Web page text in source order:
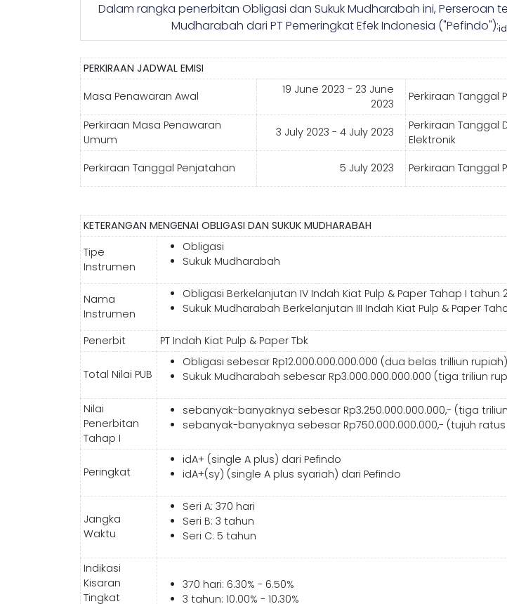
Dalam rangka penerbitan Obligasi dan Sukuk Mudharabah ini,
Mudharabah dari PT Pemeringkat Efek Indonesia ("Pefindo"):id
PERKIRAAN JADWAL EMISI
Masa Penawaran Awal
19 June 2023 - 23 June
2023
Perkiraan Tanggal
Perkiraan Masa Penawaran
Umum
3 July 2023 - 4 July 2023
Perkiraan Tanggal
Elektronik
Perkiraan Tanggal Penjatahan 5 July 2023 Perkiraan Tanggal
KETERANGAN MENGENAI OBLIGASI DAN SUKUK MUDHARABAH
Tipe
Instrumen
Obligasi
Sukuk Mudharabah
Nama
Instrumen
Obligasi Berkelanjutan IV Indah Kiat Pulp & Paper Tahap I tahun
Sukuk Mudharabah Berkelanjutan III Indah Kiat Pulp & Paper
Penerbit PT Indah Kiat Pulp & Paper Tbk
Total Nilai PUB
Obligasi sebesar Rp12.000.000.000.000 (dua belas trilliun rupiah)
Sukuk Mudharabah sebesar Rp3.000.000.000.000 (tiga triliun
Nilai
Penerbitan
Tahap I
sebanyak-banyaknya sebesar Rp3.250.000.000.000,- (tiga
sebanyak-banyaknya sebesar Rp750.000.000.000,- (tujuh
Peringkat
idA+ (single A plus) dari Pefindo
idA+(sy) (single A plus syariah) dari Pefindo
Jangka
Waktu
Seri A: 370 hari
Seri B: 3 tahun
Seri C: 5 tahun
Indikasi
Kisaran
Tingkat
370 hari: 6.30% - 6.50%
3 tahun: 10.00% - 10.30%